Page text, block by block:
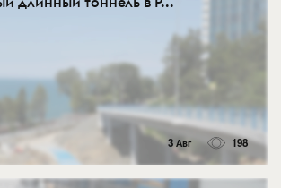
3 Авг 198